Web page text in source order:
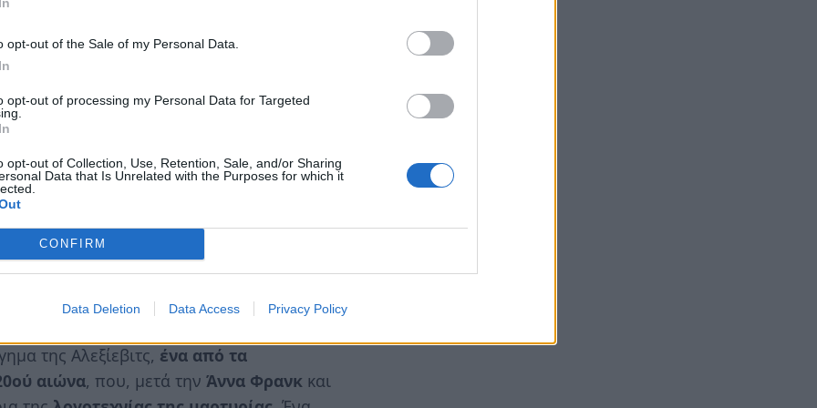
opt-out of the Sale of my Personal Data.
opt-out of processing my Personal Data for Targeted
opt-out of Collection, Use, Retention, Sale, and/or Sharing
Data that Is Unrelated with the Purposes for which it
CONFIRM
Data Deletion Data Access Privacy Policy
αυξήσεις των καρκίνων ήταν άνω του
θανάτους από καρκίνο και
αναλάβει ο ηθοποιόςJared Harris, ο οποίος
Legasov
Skarsgårdβρίσκεται στο ρόλο τουBoris
ωςUlana Khomyuk, μία ερευνήτρια που
το μοιραίο ατύχημα. Το cast
Jessie Buckley
βασίζεται σε μεγάλο βαθμό στο
Αλεξίεβιτς Τσέρνομπιλ: Ένα χρονικό του
από τις εκδόσεις Πατάκη
της Αλεξίεβιτς, ένα από τα
αιώνα, που, µετά την Άννα Φρανκ και